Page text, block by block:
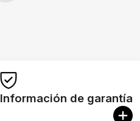
Información de garantía